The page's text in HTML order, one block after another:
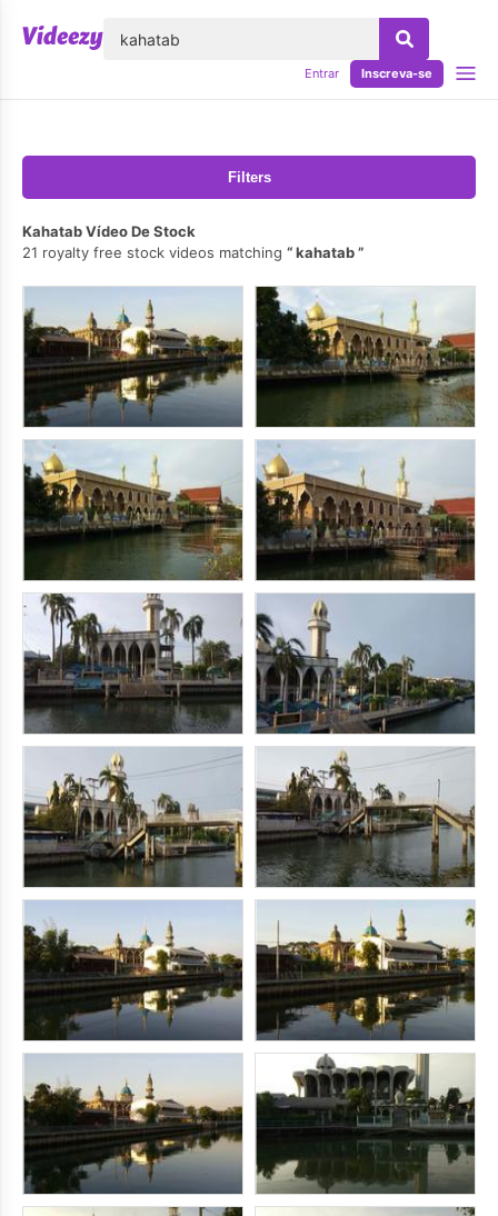
Entrar Inscreva-se
Filters
Kahatab Vídeo De Stock
21 royalty free stock videos matching
kahatab